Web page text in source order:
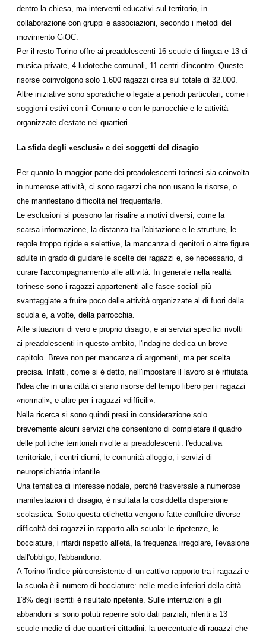
dentro la chiesa, ma interventi educativi sul territorio, in
collaborazione con gruppi e associazioni, secondo i metodi del
movimento GiOC.
Per il resto Torino offre ai preadolescenti 16 scuole di lingua e 13 di
musica private, 4 ludoteche comunali, 11 centri d'incontro. Queste
risorse coinvolgono solo 1.600 ragazzi circa sul totale di 32.000.
Altre iniziative sono sporadiche o legate a periodi particolari, come i
soggiorni estivi con il Comune o con le parrocchie e le attività
organizzate d'estate nei quartieri.
La sfida degli «esclusi» e dei soggetti del disagio
Per quanto la maggior parte dei preadolescenti torinesi sia coinvolta
in numerose attività, ci sono ragazzi che non usano le risorse, o
che manifestano difficoltà nel frequentarle.
Le esclusioni si possono far risalire a motivi diversi, come la
scarsa informazione, la distanza tra l'abitazione e le strutture, le
regole troppo rigide e selettive, la mancanza di genitori o altre figure
adulte in grado di guidare le scelte dei ragazzi e, se necessario, di
curare l'accompagnamento alle attività. In generale nella realtà
torinese sono i ragazzi appartenenti alle fasce sociali più
svantaggiate a fruire poco delle attività organizzate al di fuori della
scuola e, a volte, della parrocchia.
Alle situazioni di vero e proprio disagio, e ai servizi specifici rivolti
ai preadolescenti in questo ambito, l'indagine dedica un breve
capitolo. Breve non per mancanza di argomenti, ma per scelta
precisa. Infatti, come si è detto, nell'impostare il lavoro si è rifiutata
l'idea che in una città ci siano risorse del tempo libero per i ragazzi
«normali», e altre per i ragazzi «difficili».
Nella ricerca si sono quindi presi in considerazione solo
brevemente alcuni servizi che consentono di completare il quadro
delle politiche territoriali rivolte ai preadolescenti: l'educativa
territoriale, i centri diurni, le comunità alloggio, i servizi di
neuropsichiatria infantile.
Una tematica di interesse nodale, perché trasversale a numerose
manifestazioni di disagio, è risultata la cosiddetta dispersione
scolastica. Sotto questa etichetta vengono fatte confluire diverse
difficoltà dei ragazzi in rapporto alla scuola: le ripetenze, le
bocciature, i ritardi rispetto all'età, la frequenza irregolare, l'evasione
dall'obbligo, l'abbandono.
A Torino l'indice più consistente di un cattivo rapporto tra i ragazzi e
la scuola è il numero di bocciature: nelle medie inferiori della città
1'8% degli iscritti è risultato ripetente. Sulle interruzioni e gli
abbandoni si sono potuti reperire solo dati parziali, riferiti a 13
scuole medie di due quartieri cittadini; la percentuale di ragazzi che